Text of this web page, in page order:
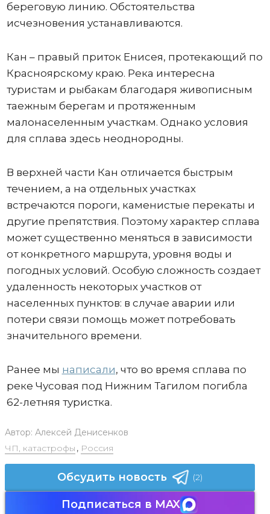
береговую линию. Обстоятельства
исчезновения устанавливаются.
Кан – правый приток Енисея, протекающий по
Красноярскому краю. Река интересна
туристам и рыбакам благодаря живописным
таежным берегам и протяженным
малонаселенным участкам. Однако условия
для сплава здесь неоднородны.
В верхней части Кан отличается быстрым
течением, а на отдельных участках
встречаются пороги, каменистые перекаты и
другие препятствия. Поэтому характер сплава
может существенно меняться в зависимости
от конкретного маршрута, уровня воды и
погодных условий. Особую сложность создает
удаленность некоторых участков от
населенных пунктов: в случае аварии или
потери связи помощь может потребовать
значительного времени.
Ранее мы написали, что во время сплава по
реке Чусовая под Нижним Тагилом погибла
62-летняя туристка.
Автор: Алексей Денисенков
ЧП, катастрофы , Россия
Обсудить новость (2)
Подписаться в MAX